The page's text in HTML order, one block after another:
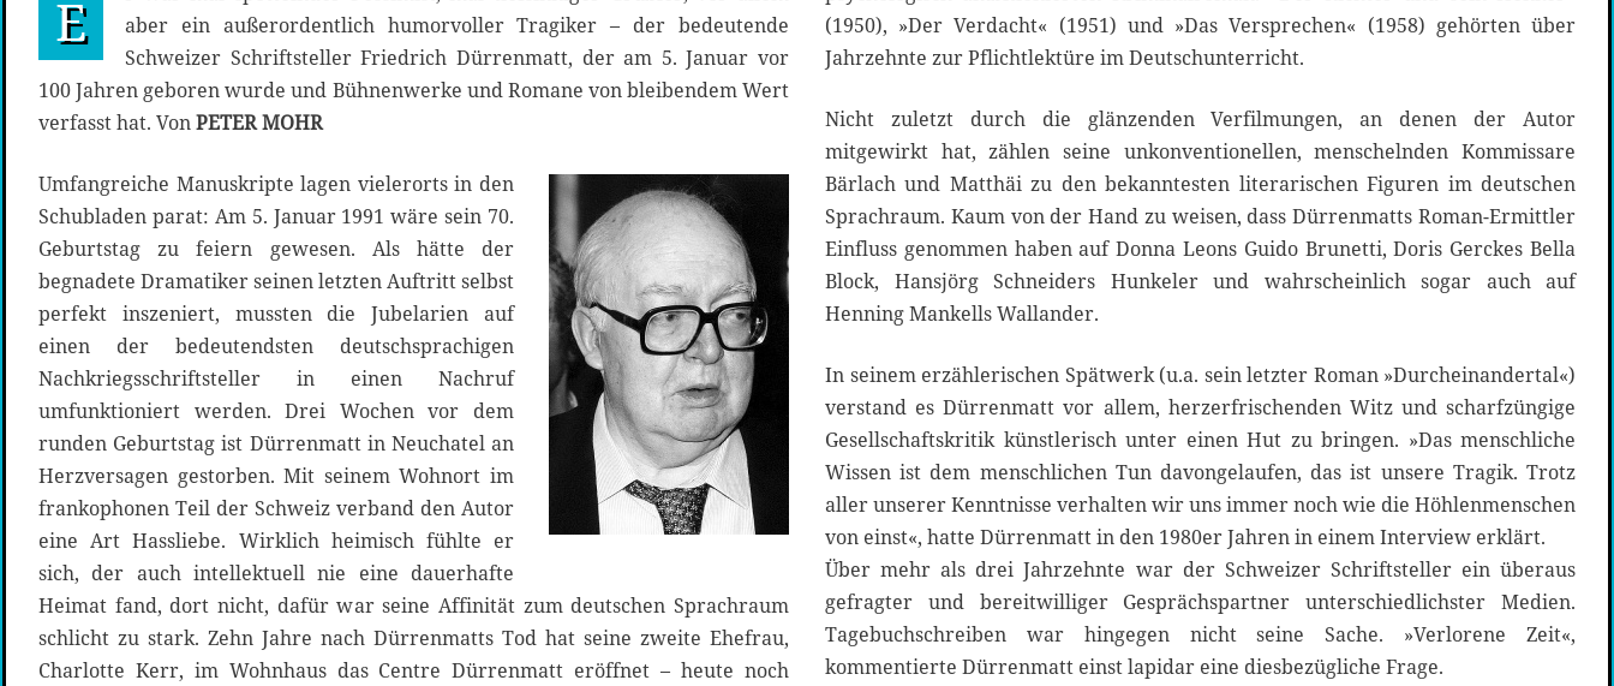
a
n
u
r
2
0
2
1
E
aber ein außerordentlich humorvoller Tragiker – der bedeutende
Schweizer Schriftsteller Friedrich Dürrenmatt, der am 5. Januar vor
100 Jahren geboren wurde und Bühnenwerke und Romane von bleibendem Wert
verfasst hat. VonPETER MOHR
Umfangreiche Manuskripte lagen vielerorts in den
Schubladen parat: Am 5. Januar 1991 wäre sein 70.
Geburtstag zu feiern gewesen. Als hätte der
begnadete Dramatiker seinen letzten Auftritt selbst
perfekt inszeniert, mussten die Jubelarien auf
einen der bedeutendsten deutschsprachigen
Nachkriegsschriftsteller in einen Nachruf
umfunktioniert werden. Drei Wochen vor dem
runden Geburtstag ist Dürrenmatt in Neuchatel an
Herzversagen gestorben. Mit seinem Wohnort im
frankophonen Teil der Schweiz verband den Autor
eine Art Hassliebe. Wirklich heimisch fühlte er
sich, der auch intellektuell nie eine dauerhafte
Heimat fand, dort nicht, dafür war seine Affinität zum deutschen Sprachraum
schlicht zu stark. Zehn Jahre nach Dürrenmatts Tod hat seine zweite Ehefrau,
Charlotte Kerr, im Wohnhaus das Centre Dürrenmatt eröffnet – heute noch
(1950), »Der Verdacht« (1951) und »Das Versprechen« (1958) gehörten über
Jahrzehnte zur Pflichtlektüre im Deutschunterricht.
Nicht zuletzt durch die glänzenden Verfilmungen, an denen der Autor
mitgewirkt hat, zählen seine unkonventionellen, menschelnden Kommissare
Bärlach und Matthäi zu den bekanntesten literarischen Figuren im deutschen
Sprachraum. Kaum von der Hand zu weisen, dass Dürrenmatts Roman-Ermittler
Einfluss genommen haben auf Donna Leons Guido Brunetti, Doris Gerckes Bella
Block, Hansjörg Schneiders Hunkeler und wahrscheinlich sogar auch auf
Henning Mankells Wallander.
In seinem erzählerischen Spätwerk (u.a. sein letzter Roman »Durcheinandertal«)
verstand es Dürrenmatt vor allem, herzerfrischenden Witz und scharfzüngige
Gesellschaftskritik künstlerisch unter einen Hut zu bringen. »Das menschliche
Wissen ist dem menschlichen Tun davongelaufen, das ist unsere Tragik. Trotz
aller unserer Kenntnisse verhalten wir uns immer noch wie die Höhlenmenschen
von einst«, hatte Dürrenmatt in den 1980er Jahren in einem Interview erklärt.
Über mehr als drei Jahrzehnte war der Schweizer Schriftsteller ein überaus
gefragter und bereitwilliger Gesprächspartner unterschiedlichster Medien.
Tagebuchschreiben war hingegen nicht seine Sache. »Verlorene Zeit«,
kommentierte Dürrenmatt einst lapidar eine diesbezügliche Frage.